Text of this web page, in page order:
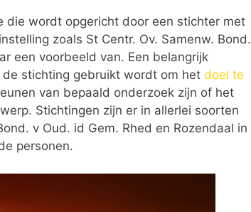
die wordt opgericht door een stichter met
zoals St Centr. Ov. Samenw. Bond.
een voorbeeld van. Een belangrijk
stichting gebruikt wordt om het doel te
van bepaald onderzoek zijn of het
Stichtingen zijn er in allerlei soorten
v Oud. id Gem. Rhed en Rozendaal in
personen.